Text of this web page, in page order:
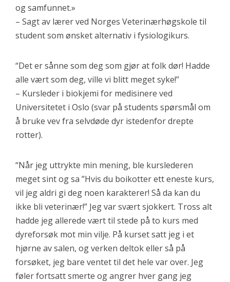
og samfunnet.»
– Sagt av lærer ved Norges Veterinærhøgskole til
student som ønsket alternativ i fysiologikurs.
“Det er sånne som deg som gjør at folk dør! Hadde
alle vært som deg, ville vi blitt meget syke!”
– Kursleder i biokjemi for medisinere ved
Universitetet i Oslo (svar på students spørsmål om
å bruke vev fra selvdøde dyr istedenfor drepte
rotter).
“Når jeg uttrykte min mening, ble kurslederen
meget sint og sa ”Hvis du boikotter ett eneste kurs,
vil jeg aldri gi deg noen karakterer! Så da kan du
ikke bli veterinær!” Jeg var svært sjokkert. Tross alt
hadde jeg allerede vært til stede på to kurs med
dyreforsøk mot min vilje. På kurset satt jeg i et
hjørne av salen, og verken deltok eller så på
forsøket, jeg bare ventet til det hele var over. Jeg
føler fortsatt smerte og angrer hver gang jeg